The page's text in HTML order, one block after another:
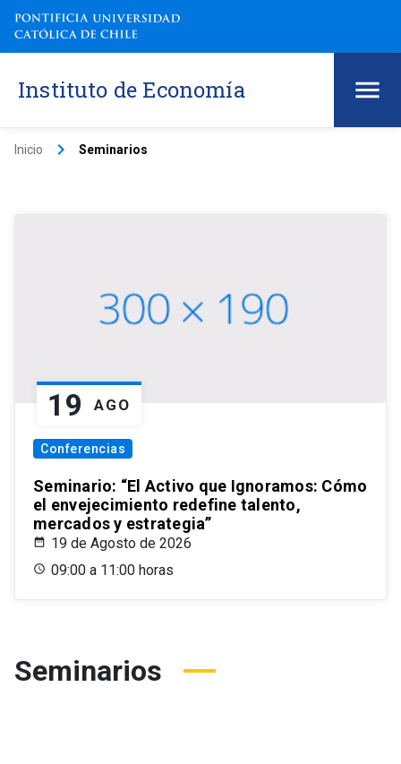
Instituto de Economía
Inicio keyboard_arrow_right Seminarios
19 AGO
Conferencias
Seminario: “El Activo que Ignoramos: Cómo
el envejecimiento redefine talento,
mercados y estrategia”
19 de Agosto de 2026
09:00 a 11:00 horas
Seminarios